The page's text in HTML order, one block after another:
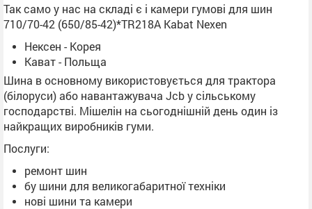
Так само у нас на складі є і камери гумові для шин
710/70-42 (650/85-42)*TR218A Kabat Nexen
Нексен - Корея
Кават - Польща
Шина в основному використовується для трактора
(білоруси) або навантажувача Jcb у сільському
господарстві. Мішелін на сьогоднішній день один із
найкращих виробників гуми.
Послуги:
ремонт шин
бу шини для великогабаритної техніки
нові шини та камери